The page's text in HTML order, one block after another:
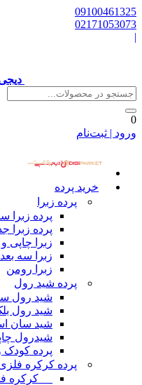
09100461325
02171053073
|
0
ورود | ثبت‌نام
خرید پرده
پرده زبرا
پرده زبرا
پرده زبرا
زبرا چاپی
زبرا سه
زبرا رومن
پرده شید رول
شید رول
شید رول
شید سان
شیدرول
پرده کودک
پرده کرکره فلزی
__ کرکره فلزی ۲۵